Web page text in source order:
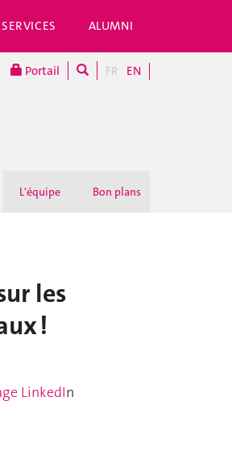
SERVICES ALUMNI
Portail FR EN
L'équipe Bon plans
les
!
LinkedIn